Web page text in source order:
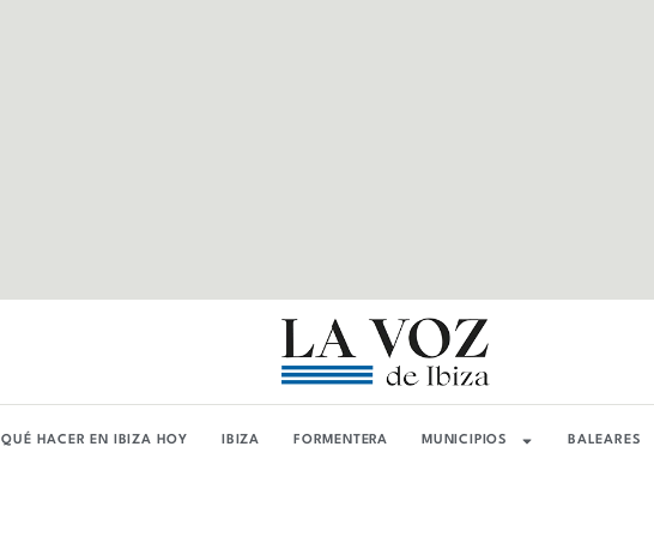
QUÉ HACER EN IBIZA HOY IBIZA FORMENTERA MUNICIPIOS BALEARES